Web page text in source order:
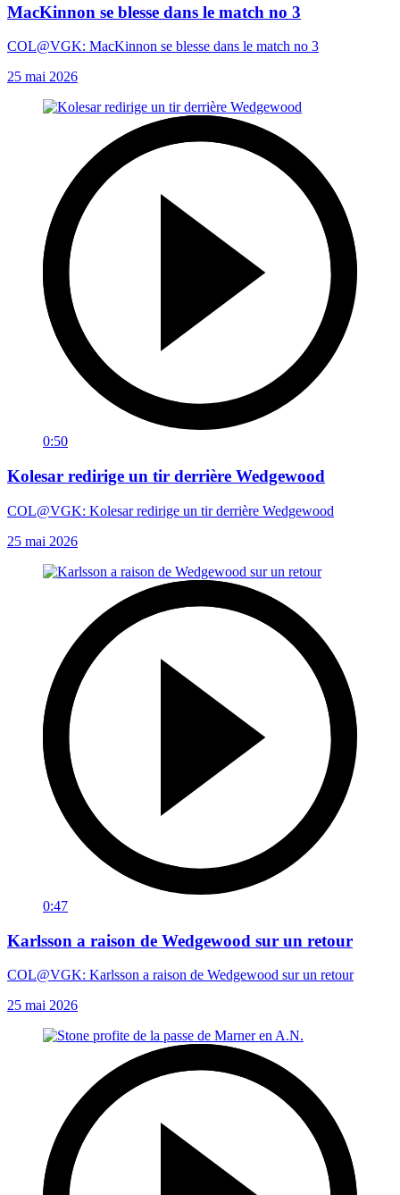
MacKinnon se blesse dans le match no 3
COL@VGK: MacKinnon se blesse dans le match no 3
25 mai 2026
0:50
Kolesar redirige un tir derrière Wedgewood
COL@VGK: Kolesar redirige un tir derrière Wedgewood
25 mai 2026
0:47
Karlsson a raison de Wedgewood sur un retour
COL@VGK: Karlsson a raison de Wedgewood sur un retour
25 mai 2026